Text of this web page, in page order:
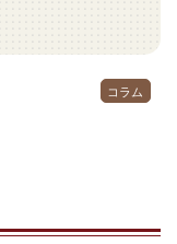
コラム